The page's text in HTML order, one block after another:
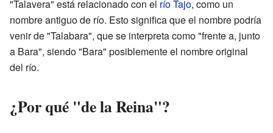
"Talavera" está relacionado con el río Tajo, como un
nombre antiguo de río. Esto significa que el nombre podría
venir de "Talabara", que se interpreta como "frente a, junto
a Bara", siendo "Bara" posiblemente el nombre original
del río.
¿Por qué "de la Reina"?